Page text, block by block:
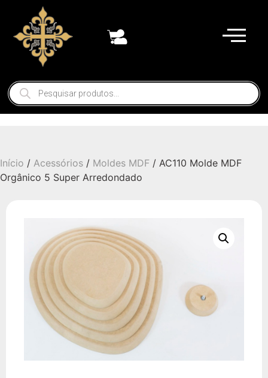
Início / Acessórios / Moldes MDF / AC110 Molde MDF
Orgânico 5 Super Arredondado